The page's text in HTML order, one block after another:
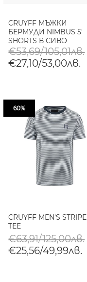
CRUYFF МЪЖКИ
БЕРМУДИ NIMBUS 5'
SHORTS В СИВО
€53,69/105,01лв.
€27,10/53,00лв.
60%
CRUYFF MEN'S STRIPE
TEE
€63,91/125,00лв.
€25,56/49,99лв.